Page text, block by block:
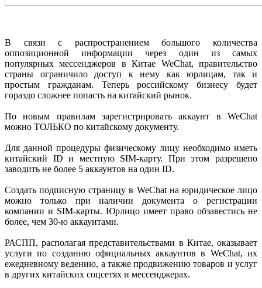
В связи с распространением большого количества
оппозиционной информации через один из самых
популярных мессенджеров в Китае WeChat, правительство
страны ограничило доступ к нему как юрлицам, так и
простым гражданам. Теперь российскому бизнесу будет
гораздо сложнее попасть на китайский рынок.
По новым правилам зарегистрировать аккаунт в WeChat
можно ТОЛЬКО по китайскому документу.
Для данной процедуры физическому лицу необходимо иметь
китайский ID и местную SIM-карту. При этом разрешено
заводить не более 5 аккаунтов на один ID.
Создать подписную страницу в WeChat на юридическое лицо
можно только при наличии документа о регистрации
компании и SIM-карты. Юрлицо имеет право обзавестись не
более, чем 30-ю аккаунтами.
РАСПП, располагая представительствами в Китае, оказывает
услуги по созданию официальных аккаунтов в WeChat, их
ежедневному ведению, а также продвижению товаров и услуг
в других китайских соцсетях и мессенджерах.